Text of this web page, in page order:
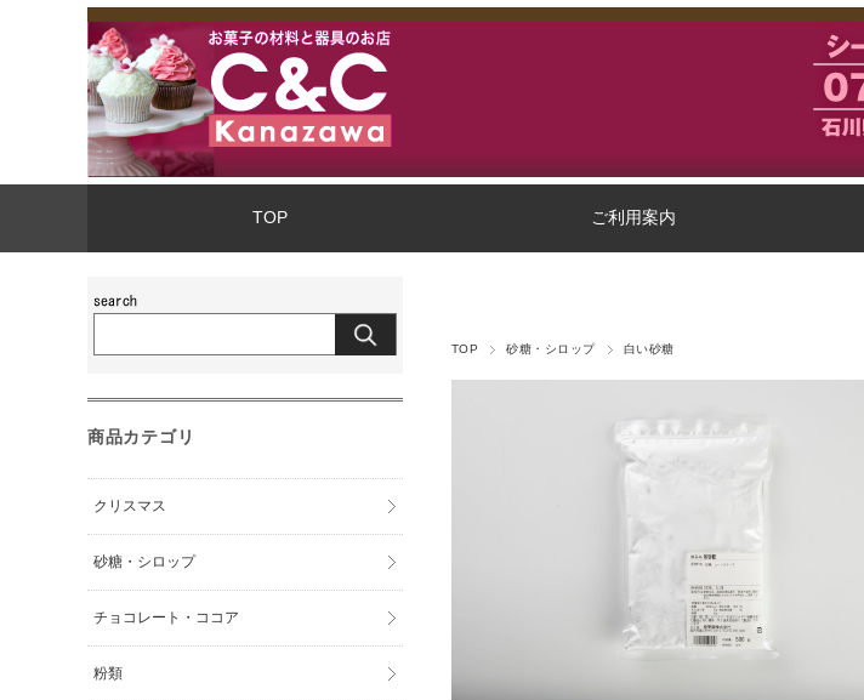
TOP ご利用案内
TOP 砂糖・シロップ 白い砂糖
商品カテゴリ
クリスマス
砂糖・シロップ
チョコレート・ココア
粉類